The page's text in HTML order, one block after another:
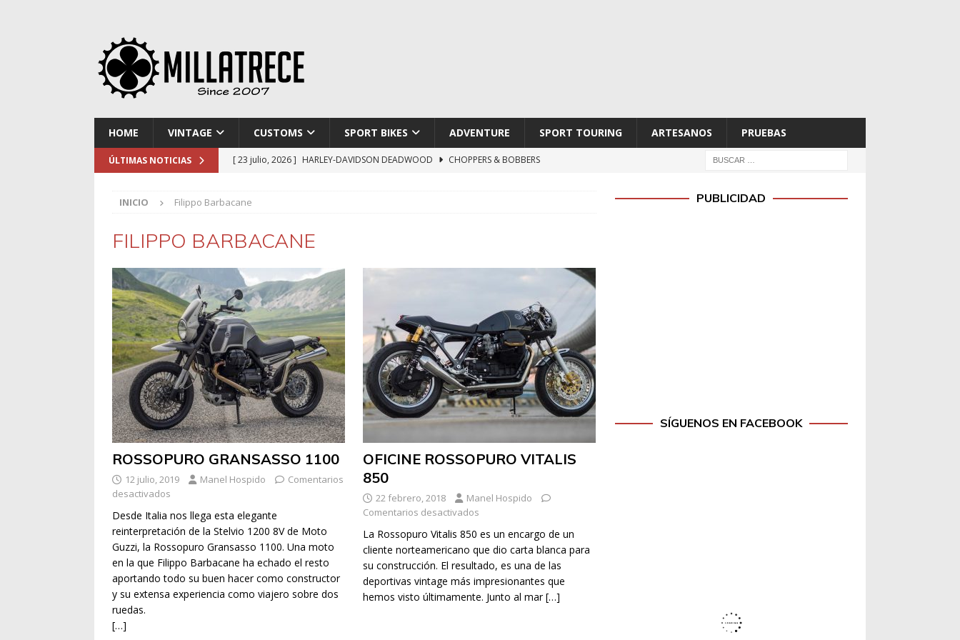
HOME VINTAGE CUSTOMS SPORT BIKES ADVENTURE SPORT TOURING ARTESANOS PRUEBAS
ÚLTIMAS NOTICIAS [ 23 julio, 2026 ] HARLEY-DAVIDSON DEADWOOD
CHOPPERS & BOBBERS
[ 9 julio, 2026 ]
[ 2 julio, 2026 ]
KTM 790 DUKE 2027
INICIO Filippo Barbacane
FILIPPO BARBACANE
ROSSOPURO GRANSASSO 1100
12 julio, 2019 Manel Hospido
Comentarios
desactivados
Desde Italia nos llega esta elegante
reinterpretación de la Stelvio 1200 8V de Moto
Guzzi, la Rossopuro Gransasso 1100. Una moto
en la que Filippo Barbacane ha echado el resto
aportando todo su buen hacer como constructor
y su extensa experiencia como viajero sobre dos
ruedas.
[…]
OFICINE ROSSOPURO VITALIS
850
22 febrero, 2018
Manel Hospido
Comentarios desactivados
La Rossopuro Vitalis 850 es un encargo de un
cliente norteamericano que dio carta blanca para
su construcción. El resultado, es una de las
deportivas vintage más impresionantes que
hemos visto últimamente. Junto al mar[…]
PUBLICIDAD
SÍGUENOS EN FACEBOOK